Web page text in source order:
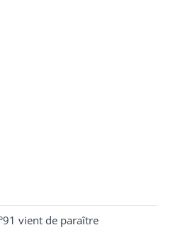
vient de paraître